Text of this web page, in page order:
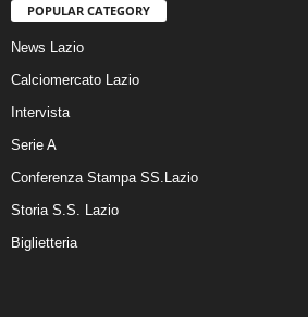
POPULAR CATEGORY
News Lazio
Calciomercato Lazio
Intervista
Serie A
Conferenza Stampa SS.Lazio
Storia S.S. Lazio
Biglietteria